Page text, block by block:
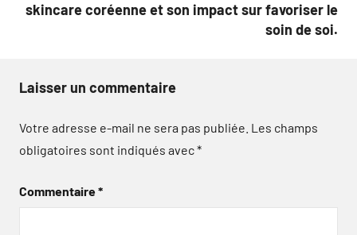
skincare coréenne et son impact sur favoriser le
soin de soi.
Laisser un commentaire
Votre adresse e-mail ne sera pas publiée. Les champs
obligatoires sont indiqués avec*
Commentaire*